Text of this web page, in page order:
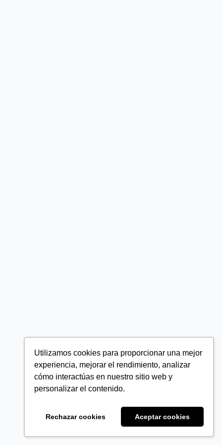
Utilizamos cookies para proporcionar una mejor
experiencia, mejorar el rendimiento, analizar
cómo interactúas en nuestro sitio web y
personalizar el contenido.
Rechazar cookies Aceptar cookies